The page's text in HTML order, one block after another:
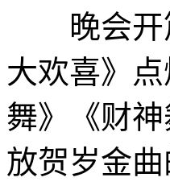
晚会开篇
大欢喜》
舞》《财
放贺岁金曲